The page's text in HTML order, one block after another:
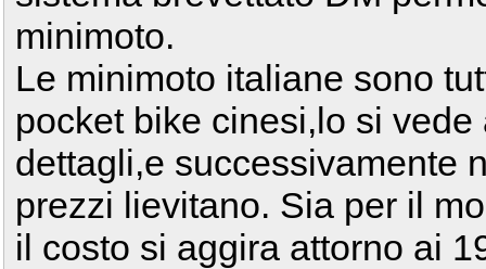
minimoto.
Le minimoto italiane sono
pocket bike cinesi,lo si
dettagli,e successivamente
prezzi lievitano. Sia per il
il costo si aggira attorno ai